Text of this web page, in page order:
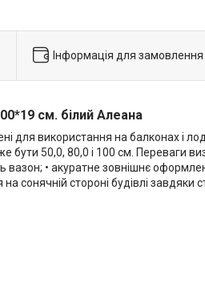
Інформація для замовлення
см. білий Алеана
для використання на балконах і
50,0, 80,0 і 100 см. Переваги
вазон; • акуратне зовнішнє
сонячній стороні будівлі завдяки